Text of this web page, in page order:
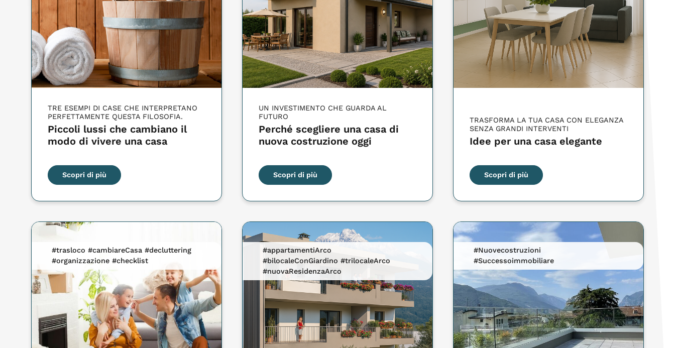
TRE ESEMPI DI CASE CHE INTERPRETANO
PERFETTAMENTE QUESTA FILOSOFIA.
Piccoli lussi che cambiano il
modo di vivere una casa
Scopri di più
UN INVESTIMENTO CHE GUARDA AL
FUTURO
Perché scegliere una casa di
nuova costruzione oggi
Scopri di più
TRASFORMA LA TUA CASA CON ELEGANZA
SENZA GRANDI INTERVENTI
Idee per una casa elegante
Scopri di più
#trasloco #cambiareCasa #decluttering
#organizzazione #checklist
#appartamentiArco
#bilocaleConGiardino #trilocaleArco
#nuovaResidenzaArco
#Nuovecostruzioni
#Successoimmobiliare